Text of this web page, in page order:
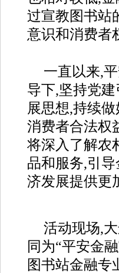
过宣教图书站
意识和消费者
一直以来,
导下,坚持党
展思想,持续
消费者合法权
将深入了解农
品和服务,引
济发展提供更
活动现场,
同为“平安金
图书站金融专